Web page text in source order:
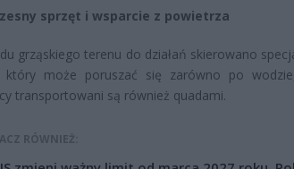
sprzęt i wsparcie z powietrza
grząskiego terenu do działań skierowano
który może poruszać się zarówno po
transportowani są również quadami.
RÓWNIEŻ: